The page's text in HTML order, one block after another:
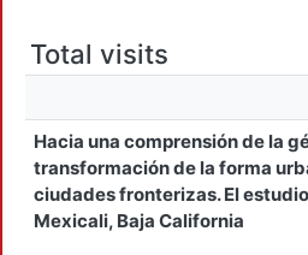
Total visits
Hacia una comprensión de la
transformación de la forma
ciudades fronterizas. El
Mexicali, Baja California